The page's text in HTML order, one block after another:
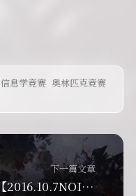
信息学竞赛 奥林匹克竞赛
下一篇文章
【2016.10.7NOIP普及模拟】箱子嵌套